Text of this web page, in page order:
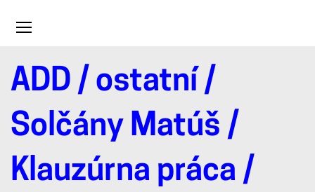
Toggle
ADD / ostatní /
Solčány Matúš /
Klauzúrna práca /
Klauzúrna
práca